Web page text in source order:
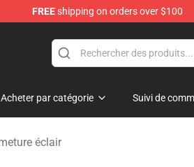
FREEshipping on orders over $100
Acheter par catégorie Suivi de
éclair